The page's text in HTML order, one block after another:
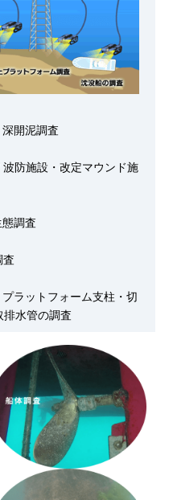
開泥調査
防施設・改定マウンド施
調査
査
ラットフォーム支柱・切
水管の調査